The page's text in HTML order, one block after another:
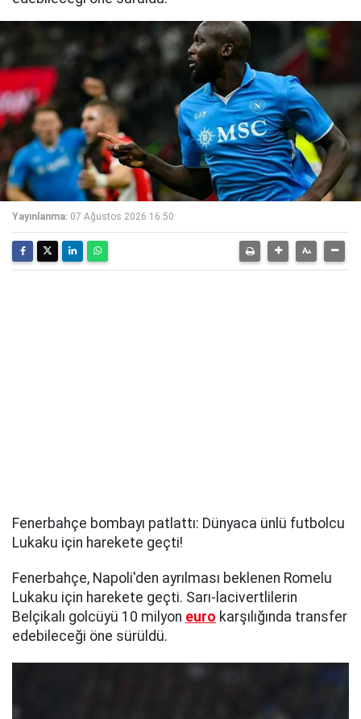
Yayınlanma: 07 Ağustos 2026 16:50
Fenerbahçe bombayı patlattı: Dünyaca ünlü futbolcu
Lukaku için harekete geçti!
Fenerbahçe, Napoli'den ayrılması beklenen Romelu
Lukaku için harekete geçti. Sarı-lacivertlilerin
Belçikalı golcüyü 10 milyon euro karşılığında transfer
edebileceği öne sürüldü.